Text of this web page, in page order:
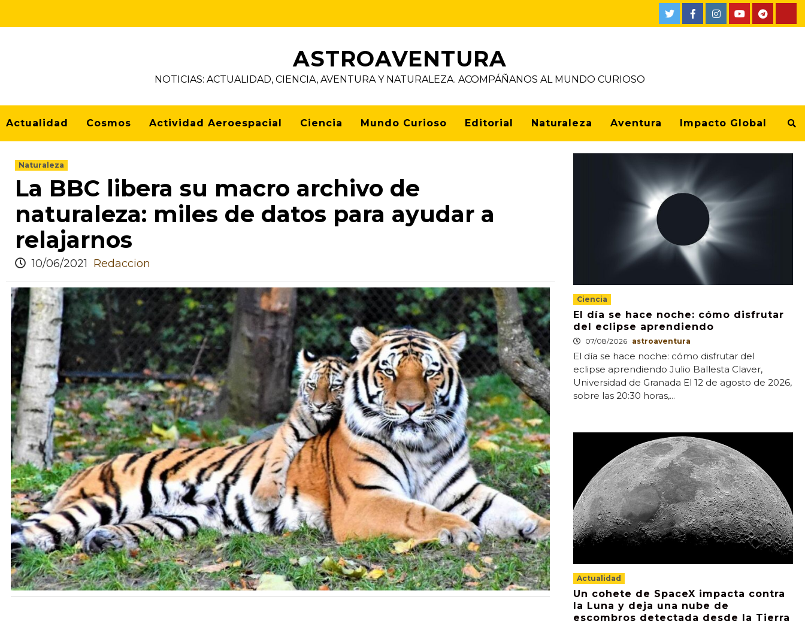
ASTROAVENTURA
NOTICIAS: ACTUALIDAD, CIENCIA, AVENTURA Y NATURALEZA. ACOMPÁÑANOS AL MUNDO CURIOSO
Actualidad Cosmos Actividad Aeroespacial Ciencia Mundo Curioso Editorial Naturaleza Aventura Impacto Global
Naturaleza
La BBC libera su macro archivo de
naturaleza: miles de datos para ayudar a
relajarnos
10/06/2021 Redaccion
Ciencia
El día se hace noche: cómo disfrutar
del eclipse aprendiendo
07/08/2026 astroaventura
El día se hace noche: cómo disfrutar del
eclipse aprendiendo Julio Ballesta Claver,
Universidad de Granada El 12 de agosto de 2026,
sobre las 20:30 horas,...
Actualidad
Un cohete de SpaceX impacta contra
la Luna y deja una nube de
escombros detectada desde la Tierra